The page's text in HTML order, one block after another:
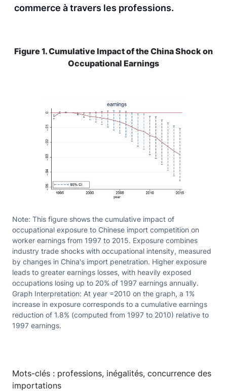
commerce à travers les professions.
Figure 1. Cumulative Impact of the China Shock on
Occupational Earnings
Note: This figure shows the cumulative impact of
occupational exposure to Chinese import competition on
worker earnings from 1997 to 2015. Exposure combines
industry trade shocks with occupational intensity, measured
by changes in China's import penetration. Higher exposure
leads to greater earnings losses, with heavily exposed
occupations losing up to 20% of 1997 earnings annually.
Graph Interpretation: At year =2010 on the graph, a 1%
increase in exposure corresponds to a cumulative earnings
reduction of 1.8% (computed from 1997 to 2010) relative to
1997 earnings.
Mots-clés : professions, inégalités, concurrence des
importations